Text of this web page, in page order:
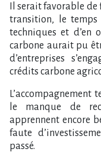
Il serait favorable
transition, le
techniques et d’en
carbone aurait pu
d’entreprises
crédits carbone
le manque de
apprennent encore
faute
passé.